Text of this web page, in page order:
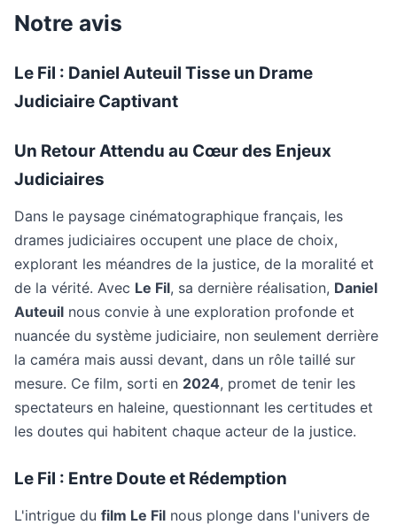
Notre avis
Le Fil : Daniel Auteuil Tisse un Drame
Judiciaire Captivant
Un Retour Attendu au Cœur des Enjeux
Judiciaires
Dans le paysage cinématographique français, les
drames judiciaires occupent une place de choix,
explorant les méandres de la justice, de la moralité et
de la vérité. Avec Le Fil, sa dernière réalisation, Daniel
Auteuil nous convie à une exploration profonde et
nuancée du système judiciaire, non seulement derrière
la caméra mais aussi devant, dans un rôle taillé sur
mesure. Ce film, sorti en 2024, promet de tenir les
spectateurs en haleine, questionnant les certitudes et
les doutes qui habitent chaque acteur de la justice.
Le Fil : Entre Doute et Rédemption
L'intrigue du film Le Fil nous plonge dans l'univers de